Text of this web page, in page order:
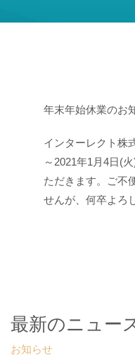
年末年始休業のお
インターレクト株
～2021年1月4日(
ただきます。ご不
せんが、何卒よろ
最新のニュー
お知らせ